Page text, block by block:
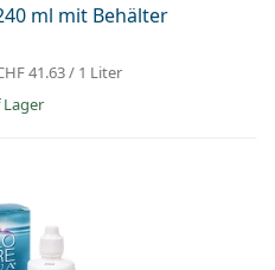
ml mit Behälter
41.63/ 1 Liter
Lager